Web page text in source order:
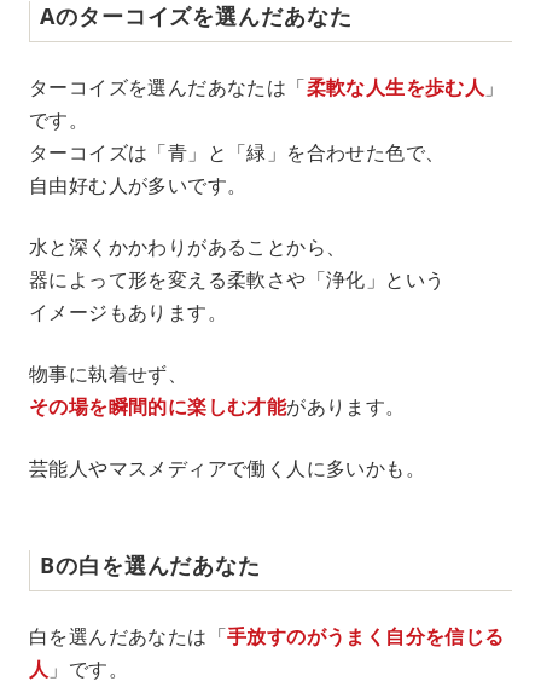
Aのターコイズを選んだあなた
ターコイズを選んだあなたは「柔軟な人生を歩む人 」
です。
ターコイズは「青」と「緑」を合わせた色で、
自由好む人が多いです。
水と深くかかわりがあることから、
器によって形を変える柔軟さや「浄化」という
イメージもあります。
物事に執着せず、
その場を瞬間的に楽しむ才能があります。
芸能人やマスメディアで働く人に多いかも。
Bの白を選んだあなた
白を選んだあなたは「手放すのがうまく自分を信じる
人 」です。